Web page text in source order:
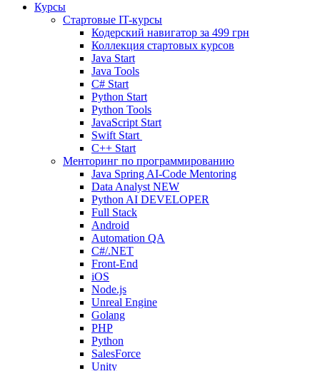
Курсы
Стартовые IT-курсы
Кодерский навигатор за 499 грн
Коллекция стартовых курсов
Java Start
Java Tools
C# Start
Python Start
Python Tools
JavaScript Start
Swift Start
C++ Start
Менторинг по программированию
Java Spring AI-Code Mentoring
Data Analyst NEW
Python AI DEVELOPER
Full Stack
Android
Automation QA
C#/.NET
Front-End
iOS
Node.js
Unreal Engine
Golang
PHP
Python
SalesForce
Unity